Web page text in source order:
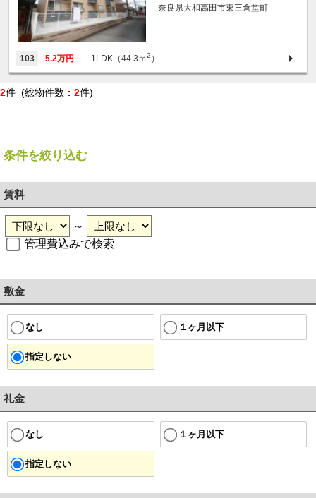
奈良県大和高田市東三倉堂町
103 5.2万円 1LDK（44.3ｍ2 ）
2件 (総物件数： 2件)
条件を絞り込む
賃料
～
管理費込みで検索
敷金
なし １ヶ月以下
指定しない
礼金
なし １ヶ月以下
指定しない